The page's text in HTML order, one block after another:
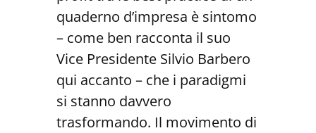
quaderno d’impresa è sintomo
– come ben racconta il suo
Vice Presidente Silvio Barbero
qui accanto – che i paradigmi
si stanno davvero
trasformando. Il movimento di